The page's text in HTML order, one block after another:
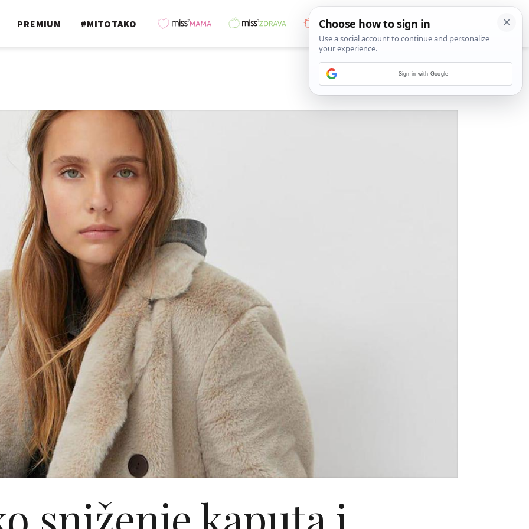
PREMIUM #MITOTAKO
Sign in with Google